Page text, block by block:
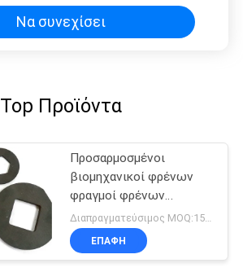
Να συνεχίσει
Top Προϊόντα
Προσαρμοσμένοι
βιομηχανικοί φρένων
φραγμοί φρένων
παχυμετρικών διαβητών
ευελιξίας επένδυσης
υψηλοί
ΕΠΑΦΉ